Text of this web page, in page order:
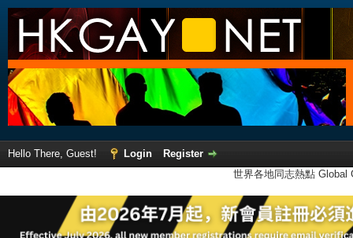
Hello There, Guest! Login
Register
世界各地同志熱點